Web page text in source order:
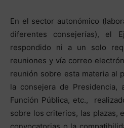
En el sector autonómico
diferentes consejerías), el
respondido ni a un solo
reuniones y vía correo
reunión sobre esta materia al
la consejera de Presidencia,
Función Pública, etc.,
sobre los criterios, las plazas,